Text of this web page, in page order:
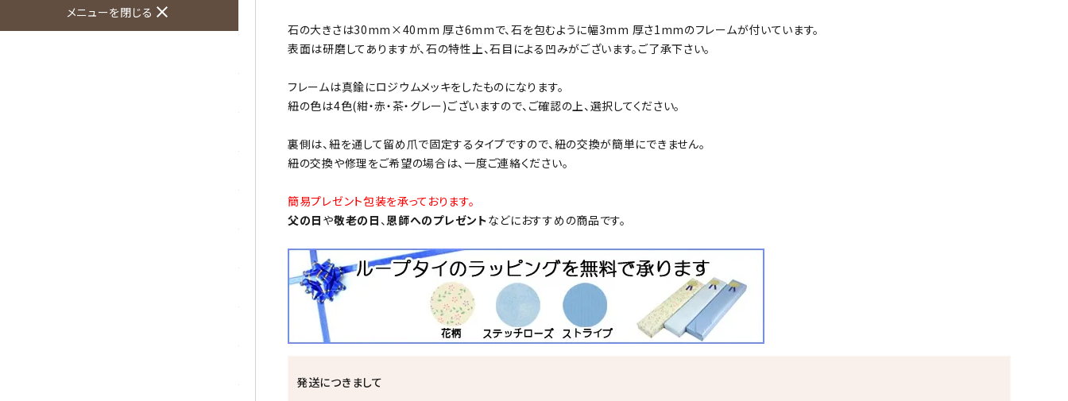
メニューを閉じる close
石の大きさは30mm×40mm 厚さ6mmで、石を包むように幅3mm 厚さ1mmのフレームが付いています。
表面は研磨してありますが、石の特性上、石目による凹みがございます。ご了承下さい。
フレームは真鍮にロジウムメッキをしたものになります。
紐の色は4色(紺・赤・茶・グレー)ございますので、ご確認の上、選択してください。
裏側は、紐を通して留め爪で固定するタイプですので、紐の交換が簡単にできません。
紐の交換や修理をご希望の場合は、一度ご連絡ください。
簡易プレゼント包装を承っております。
父の日 や敬老の日 、恩師へのプレゼントなどにおすすめの商品です。
発送につきまして
菊花石